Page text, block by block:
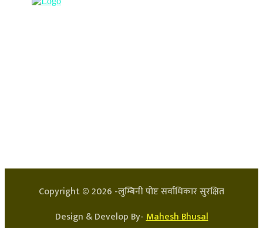
Copyright ©2026 -लुम्बिनी पोष्ट सर्वाधिकार सुरक्षित
Design & Develop By-Mahesh Bhusal